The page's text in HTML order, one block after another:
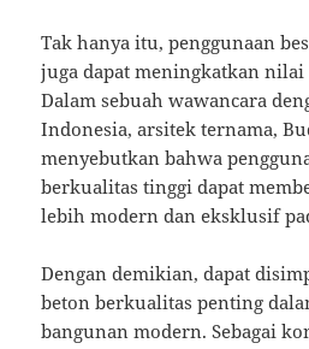
Tak hanya itu, penggunaan
juga dapat meningkatkan nilai
Dalam sebuah wawancara
Indonesia, arsitek ternama,
menyebutkan bahwa
berkualitas tinggi dapat
lebih modern dan eksklusif
Dengan demikian, dapat
beton berkualitas penting
bangunan modern. Sebagai